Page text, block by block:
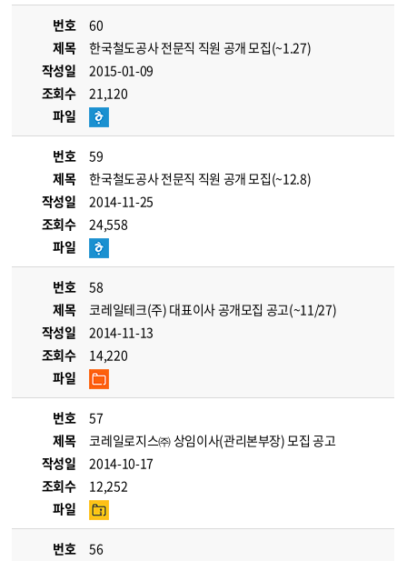
번호
60
제목
한국철도공사 전문직 직원 공개 모집(~1.27)
작성일
2015-01-09
조회수
21,120
파일
번호
59
제목
한국철도공사 전문직 직원 공개 모집(~12.8)
작성일
2014-11-25
조회수
24,558
파일
번호
58
제목
코레일테크(주) 대표이사 공개모집 공고(~11/27)
작성일
2014-11-13
조회수
14,220
파일
번호
57
제목
코레일로지스㈜ 상임이사(관리본부장) 모집 공고
작성일
2014-10-17
조회수
12,252
파일
번호
56